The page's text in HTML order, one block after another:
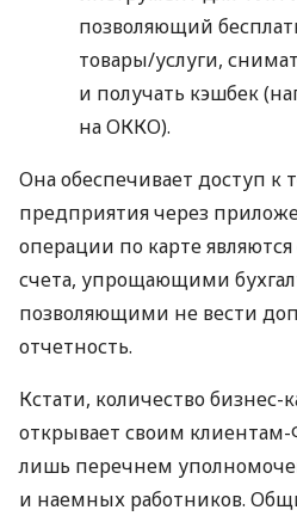
позволяющий
товары/услуги,
и получать кэшбек
на ОККО).
Она обеспечивает доступ к
предприятия через
операции по карте
счета, упрощающими
позволяющими не вести
отчетность.
Кстати, количество бизнес-
открывает своим
лишь перечнем
и наемных работников.